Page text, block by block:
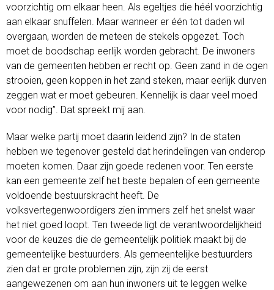
voorzichtig om elkaar heen. Als egeltjes die héél voorzichtig
aan elkaar snuffelen. Maar wanneer er één tot daden wil
overgaan, worden de meteen de stekels opgezet. Toch
moet de boodschap eerlijk worden gebracht. De inwoners
van de gemeenten hebben er recht op. Geen zand in de ogen
strooien, geen koppen in het zand steken, maar eerlijk durven
zeggen wat er moet gebeuren. Kennelijk is daar veel moed
voor nodig”. Dat spreekt mij aan.
Maar welke partij moet daarin leidend zijn? In de staten
hebben we tegenover gesteld dat herindelingen van onderop
moeten komen. Daar zijn goede redenen voor. Ten eerste
kan een gemeente zelf het beste bepalen of een gemeente
voldoende bestuurskracht heeft. De
volksvertegenwoordigers zien immers zelf het snelst waar
het niet goed loopt. Ten tweede ligt de verantwoordelijkheid
voor de keuzes die de gemeentelijk politiek maakt bij de
gemeentelijke bestuurders. Als gemeentelijke bestuurders
zien dat er grote problemen zijn, zijn zij de eerst
aangewezenen om aan hun inwoners uit te leggen welke